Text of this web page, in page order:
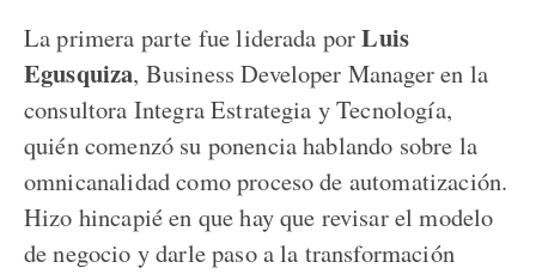
La primera parte fue liderada porLuis
Egusquiza, Business Developer Manager en la
consultora Integra Estrategia y Tecnología,
quién comenzó su ponencia hablando sobre la
omnicanalidad como proceso de automatización.
Hizo hincapié en que hay que revisar el modelo
de negocio y darle paso a la transformación